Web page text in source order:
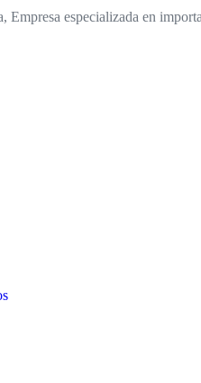
Empresa especializada en